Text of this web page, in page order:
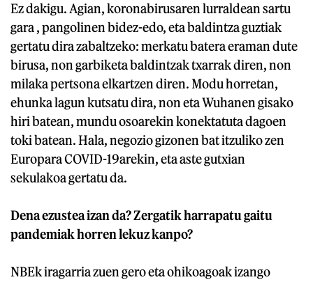
Ez dakigu. Agian, koronabirusaren lurraldean sartu
gara , pangolinen bidez-edo, eta baldintza guztiak
gertatu dira zabaltzeko: merkatu batera eraman dute
birusa, non garbiketa baldintzak txarrak diren, non
milaka pertsona elkartzen diren. Modu horretan,
ehunka lagun kutsatu dira, non eta Wuhanen gisako
hiri batean, mundu osoarekin konektatuta dagoen
toki batean. Hala, negozio gizonen bat itzuliko zen
Europara COVID-19arekin, eta aste gutxian
sekulakoa gertatu da.
Dena ezustea izan da? Zergatik harrapatu gaitu
pandemiak horren lekuz kanpo?
NBEk iragarria zuen gero eta ohikoagoak izango